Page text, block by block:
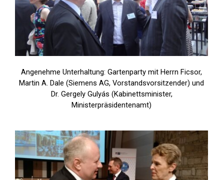
Angenehme Unterhaltung: Gartenparty mit Herrn Ficsor,
Martin A. Dale (Siemens AG, Vorstandsvorsitzender) und
Dr. Gergely Gulyás (Kabinettsminister,
Ministerpräsidentenamt)